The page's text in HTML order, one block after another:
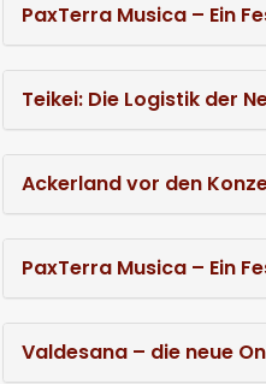
PaxTerra Musica – Ein
Teikei: Die Logistik der
Ackerland vor den
PaxTerra Musica – Ein
Valdesana – die neue